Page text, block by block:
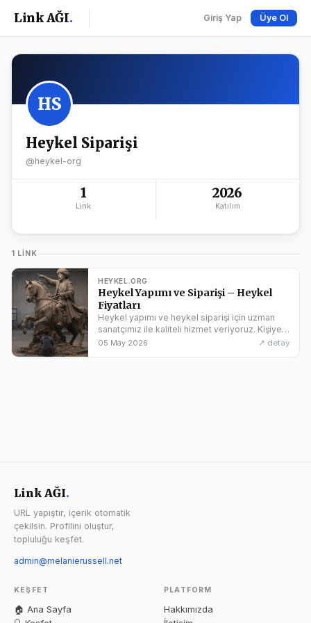
Link AĞI. Giriş Yap Üye Ol
HS
Heykel Siparişi
@heykel-org
1
Link
2026
Katılım
1 LINK
HEYKEL.ORG
Heykel Yapımı ve Siparişi – Heykel
Fiyatları
Heykel yapımı ve heykel siparişi için uzman
sanatçımız ile kaliteli hizmet veriyoruz. Kişiye
özel ve uygun heykel fiyatları ile sanat eseri
05 May 2026 ↗ detay
Link AĞI.
URL yapıştır, içerik otomatik
çekilsin. Profilini oluştur,
topluluğu keşfet.
admin@melanierussell.net
KEŞFET
🏠 Ana Sayfa
PLATFORM
Hakkımızda